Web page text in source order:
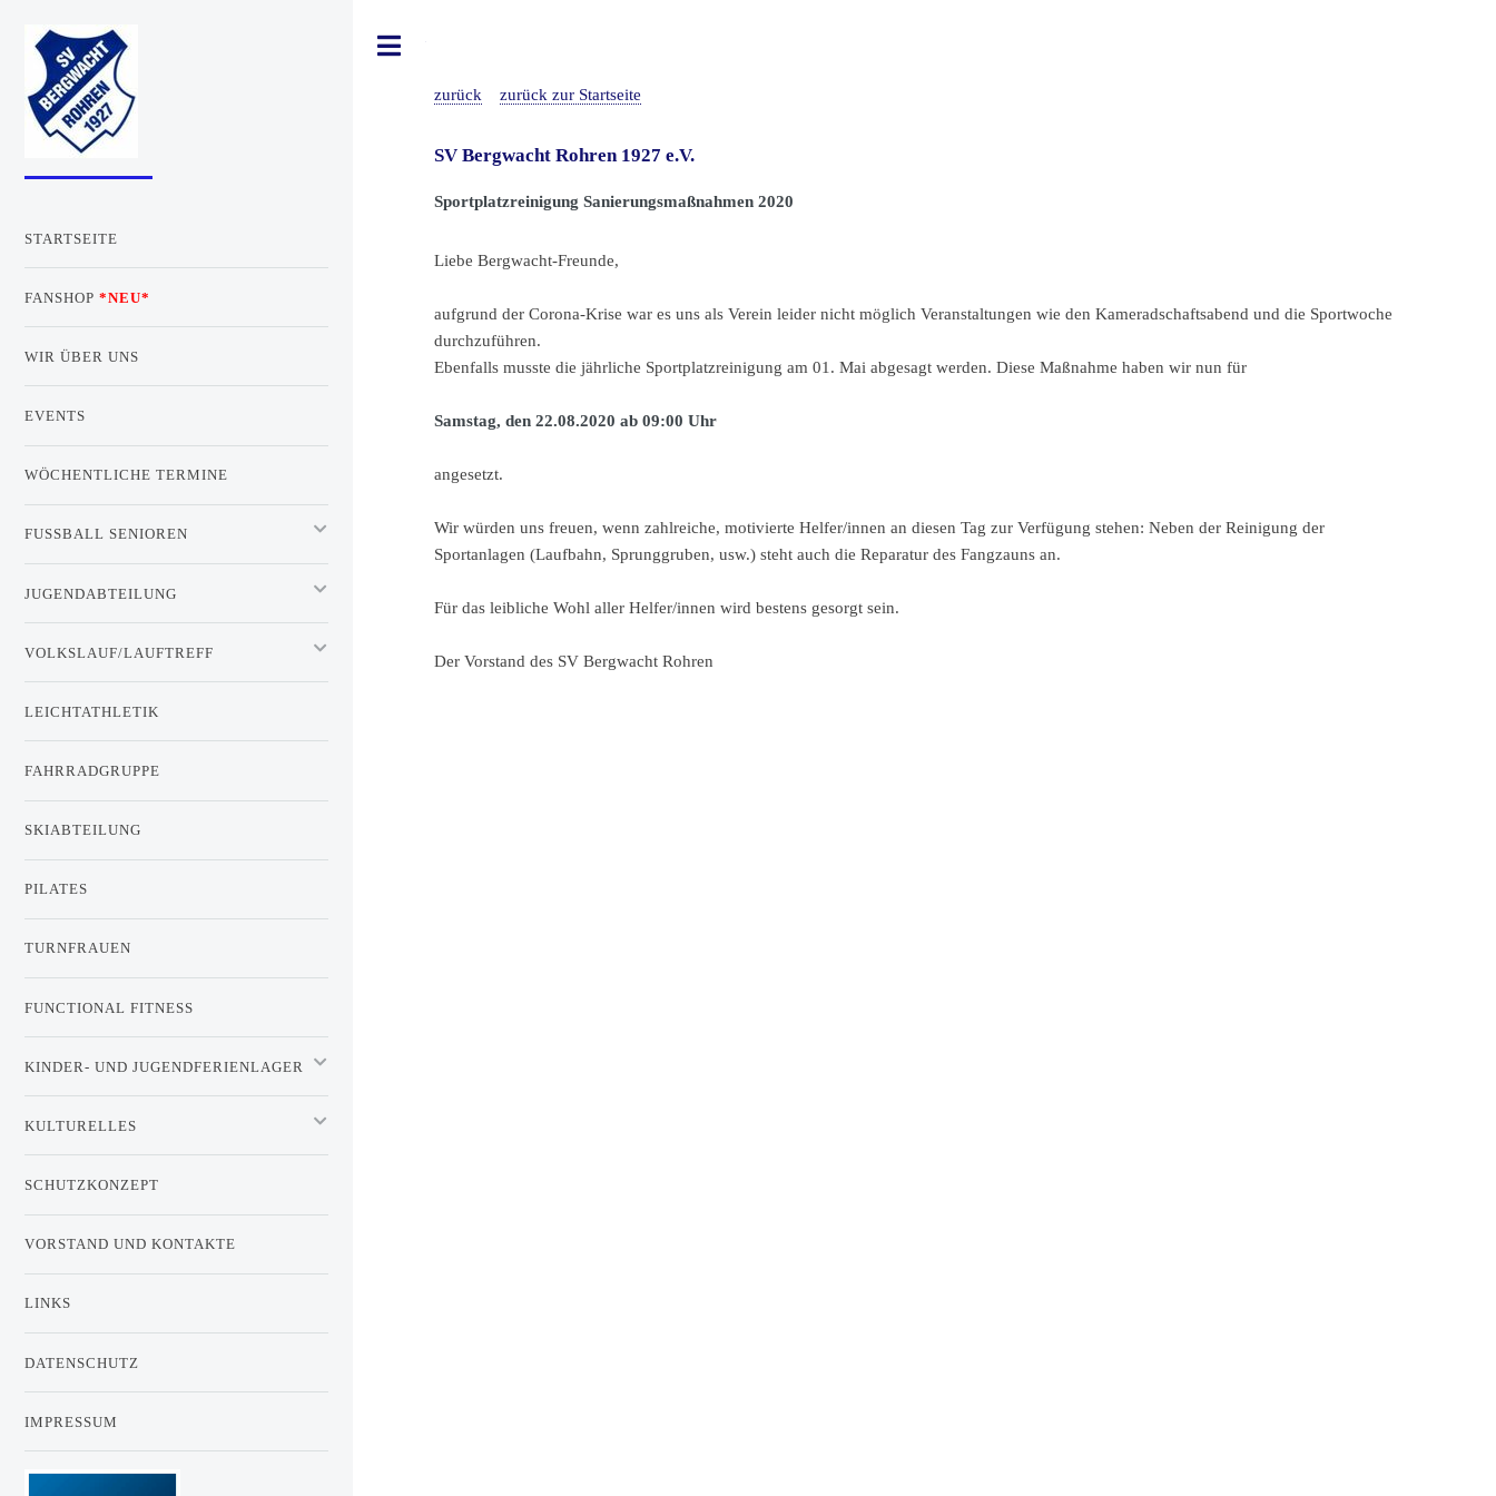
zurück zurück zur Startseite
SV Bergwacht Rohren 1927 e.V.
Sportplatzreinigung Sanierungsmaßnahmen 2020
Liebe Bergwacht-Freunde,
aufgrund der Corona-Krise war es uns als Verein leider nicht möglich Veranstaltungen wie den Kameradschaftsabend und die Sportwoche
durchzuführen.
Ebenfalls musste die jährliche Sportplatzreinigung am 01. Mai abgesagt werden. Diese Maßnahme haben wir nun für
Samstag, den 22.08.2020 ab 09:00 Uhr
angesetzt.
Wir würden uns freuen, wenn zahlreiche, motivierte Helfer/innen an diesen Tag zur Verfügung stehen: Neben der Reinigung der
Sportanlagen (Laufbahn, Sprunggruben, usw.) steht auch die Reparatur des Fangzauns an.
Für das leibliche Wohl aller Helfer/innen wird bestens gesorgt sein.
Der Vorstand des SV Bergwacht Rohren
STARTSEITE
FANSHOP *NEU*
WIR ÜBER UNS
EVENTS
WÖCHENTLICHE TERMINE
FUSSBALL SENIOREN
JUGENDABTEILUNG
VOLKSLAUF/LAUFTREFF
LEICHTATHLETIK
FAHRRADGRUPPE
SKIABTEILUNG
PILATES
TURNFRAUEN
FUNCTIONAL FITNESS
KINDER- UND JUGENDFERIENLAGER
KULTURELLES
SCHUTZKONZEPT
VORSTAND UND KONTAKTE
LINKS
DATENSCHUTZ
IMPRESSUM